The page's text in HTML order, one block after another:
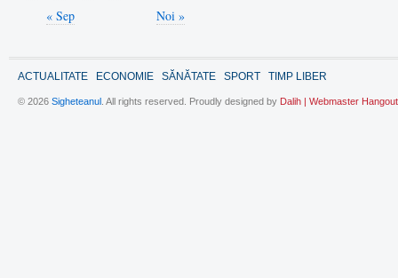
« Sep Noi »
ACTUALITATE ECONOMIE SĂNĂTATE SPORT TIMP LIBER
© 2026 Sigheteanul . All rights reserved. Proudly designed by Dalih | Webmaster